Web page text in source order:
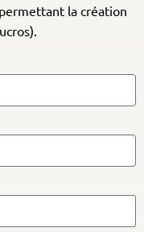
la création